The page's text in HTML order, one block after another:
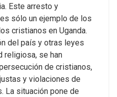
Este arresto y
sólo un ejemplo de los
cristianos en Uganda.
del país y otras leyes
religiosa, se han
de cristianos,
y violaciones de
La situación pone de